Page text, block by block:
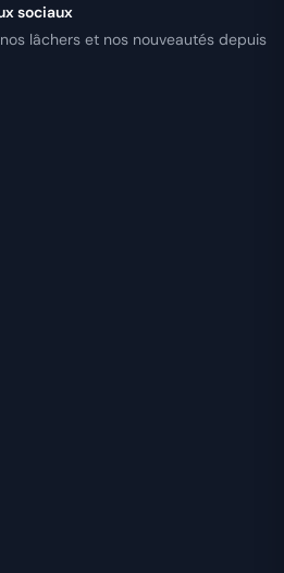
sociaux
lâchers et nos nouveautés depuis